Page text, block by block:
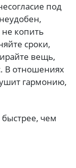
под
не копить
сроки,
вещь,
В отношениях
гармонию,
чем